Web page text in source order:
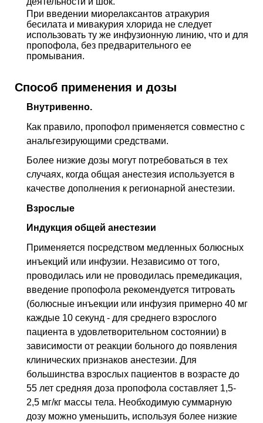
При введении миорелаксантов атракурия
бесилата и мивакурия хлорида не следует
использовать ту же инфузионную линию, что и для
пропофола, без предварительного ее
промывания.
Способ применения и дозы
Внутривенно.
Как правило, пропофол применяется совместно с
анальгезирующими средствами.
Более низкие дозы могут потребоваться в тех
случаях, когда общая анестезия используется в
качестве дополнения к регионарной анестезии.
Взрослые
Индукция общей анестезии
Применяется посредством медленных болюсных
инъекций или инфузии. Независимо от того,
проводилась или не проводилась премедикация,
введение пропофола рекомендуется титровать
(болюсные инъекции или инфузия примерно 40 мг
каждые 10 секунд - для среднего взрослого
пациента в удовлетворительном состоянии) в
зависимости от реакции больного до появления
клинических признаков анестезии. Для
большинства взрослых пациентов в возрасте до
55 лет средняя доза пропофола составляет 1,5-
2,5 мг/кг массы тела. Необходимую суммарную
дозу можно уменьшить, используя более низкие